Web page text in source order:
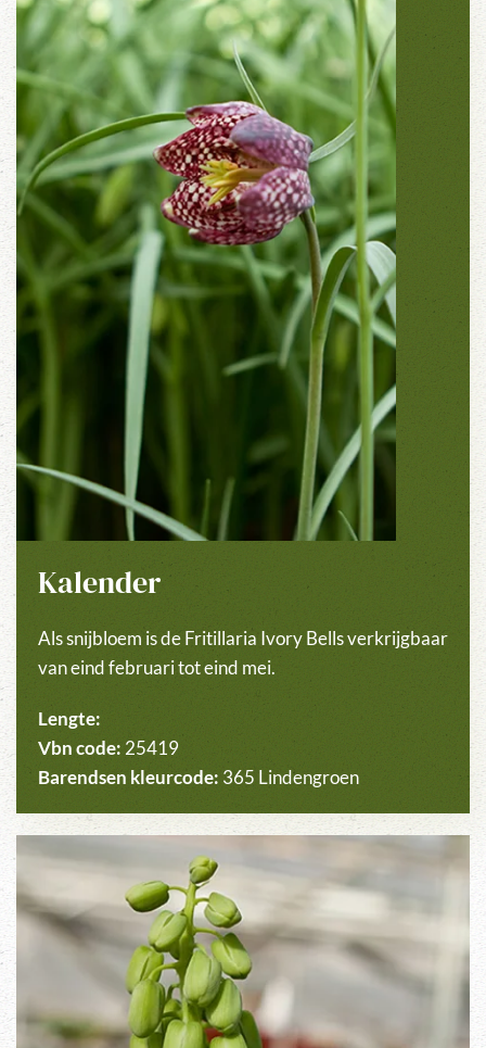
Kalender
Als snijbloem is de Fritillaria Ivory Bells verkrijgbaar
van eind februari tot eind mei.
Lengte:
Vbn code: 25419
Barendsen kleurcode: 365 Lindengroen